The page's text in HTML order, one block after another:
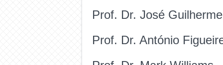
Prof. Dr. José
Prof. Dr. António